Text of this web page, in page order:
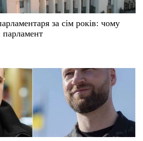
за сім років: чому